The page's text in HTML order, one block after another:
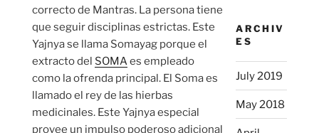
correcto de Mantras. La persona tiene
que seguir disciplinas estrictas. Este
Yajnya se llama Somayag porque el
extracto del SOMAes empleado
como la ofrenda principal. El Soma es
llamado el rey de las hierbas
medicinales. Este Yajnya especial
provee un impulso poderoso adicional
ARCHIV
ES
July 2019
May 2018